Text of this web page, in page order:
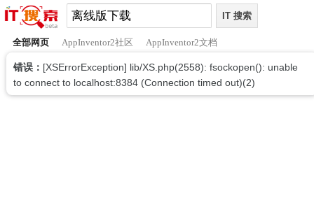
全部网页 AppInventor2社区 AppInventor2文档
错误： [XSErrorException] lib/XS.php(2558): fsockopen(): unable
to connect to localhost:8384 (Connection timed out)(2)